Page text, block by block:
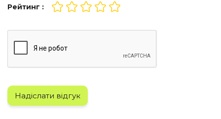
Рейтинг :
Надіслати відгук